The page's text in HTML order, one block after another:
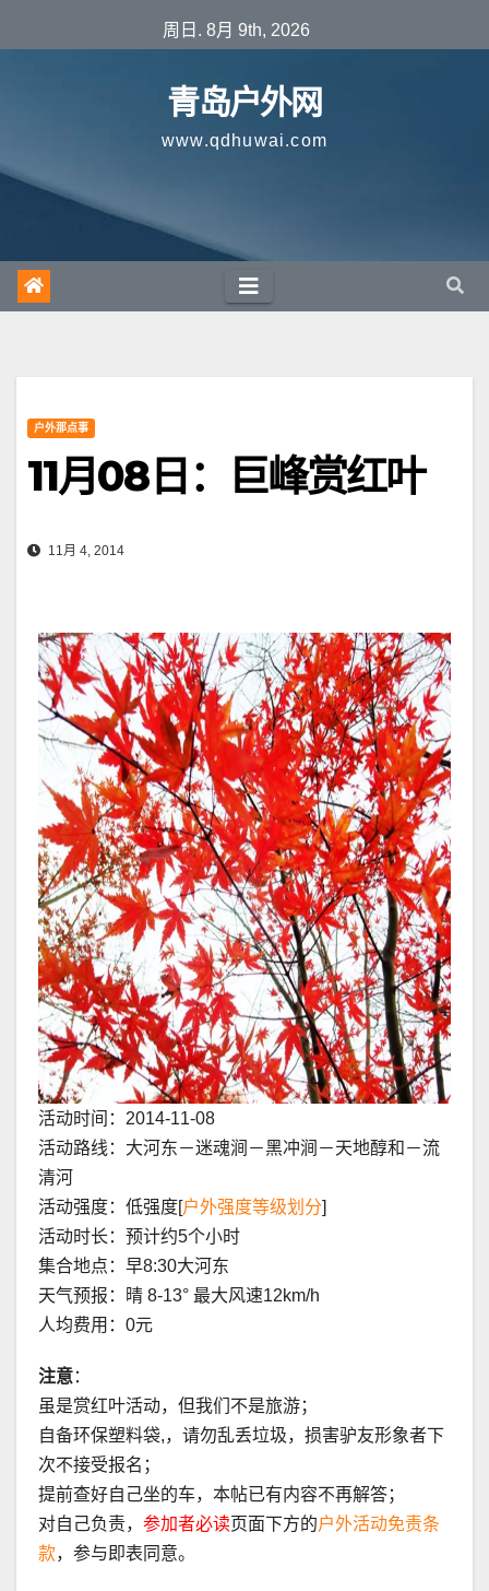
至
周日. 8月 9th, 2026
青岛户外网
www.qdhuwai.com
户外那点事
11月08日：巨峰赏红叶
11月 4, 2014
活动时间：2014-11-08
活动路线：大河东－迷魂涧－黑冲涧－天地醇和－流
清河
活动强度：低强度[户外强度等级划分]
活动时长：预计约5个小时
集合地点：早8:30大河东
天气预报：晴 8-13° 最大风速12km/h
人均费用：0元
注意：
虽是赏红叶活动，但我们不是旅游；
自备环保塑料袋,，请勿乱丢垃圾，损害驴友形象者下
次不接受报名；
提前查好自己坐的车，本帖已有内容不再解答；
对自己负责， 参加者必读页面下方的户外活动免责条
款，参与即表同意。